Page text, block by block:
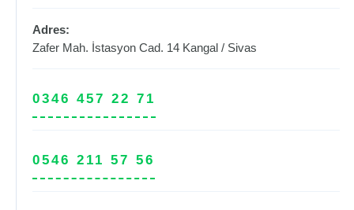
Adres:
Zafer Mah. İstasyon Cad. 14 Kangal / Sivas
0346 457 22 71
0546 211 57 56